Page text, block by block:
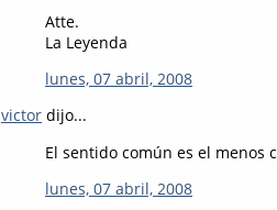
Atte.
La Leyenda
lunes, 07 abril, 2008
victor dijo...
El sentido común es el menos
lunes, 07 abril, 2008